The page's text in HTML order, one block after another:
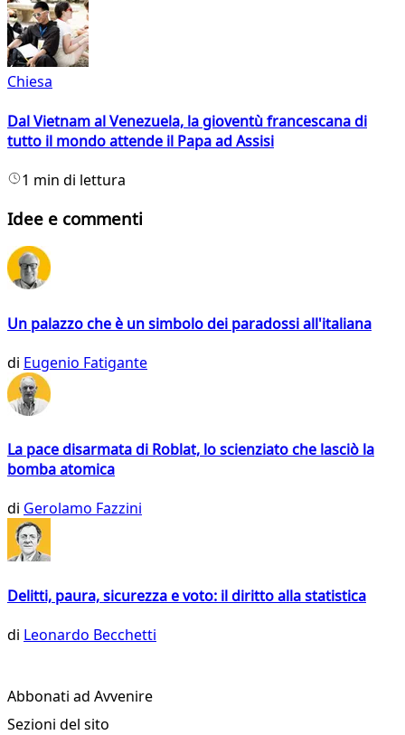
Chiesa
Dal Vietnam al Venezuela, la gioventù francescana di
tutto il mondo attende il Papa ad Assisi
1 min di lettura
Idee e commenti
Un palazzo che è un simbolo dei paradossi all'italiana
di Eugenio Fatigante
La pace disarmata di Roblat, lo scienziato che lasciò la
bomba atomica
di Gerolamo Fazzini
Delitti, paura, sicurezza e voto: il diritto alla statistica
di Leonardo Becchetti
Abbonati ad Avvenire
Sezioni del sito